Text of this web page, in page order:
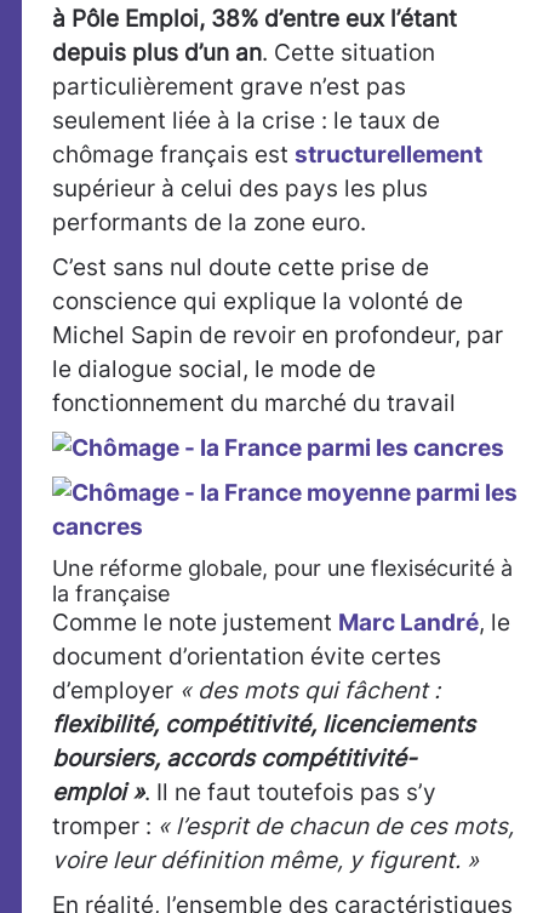
à Pôle Emploi, 38% d’entre eux l’étant
depuis plus d’un an. Cette situation
particulièrement grave n’est pas
seulement liée à la crise : le taux de
chômage français est structurellement
supérieur à celui des pays les plus
performants de la zone euro.
C’est sans nul doute cette prise de
conscience qui explique la volonté de
Michel Sapin de revoir en profondeur, par
le dialogue social, le mode de
fonctionnement du marché du travail
Une réforme globale, pour une flexisécurité à
la française
Comme le note justement Marc Landré, le
document d’orientation évite certes
d’employer « des mots qui fâchent :
flexibilité, compétitivité, licenciements
boursiers, accords compétitivité-
emploi ». Il ne faut toutefois pas s’y
tromper : « l’esprit de chacun de ces mots,
voire leur définition même, y figurent. »
En réalité, l’ensemble des caractéristiques